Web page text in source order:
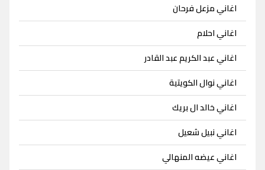
اغاني مزعل فرحان
اغاني احلام
اغاني عبد الكريم عبد القادر
اغاني نوال الكويتية
اغاني خالد ال بريك
اغاني نبيل شعيل
اغاني عيضه المنهالي